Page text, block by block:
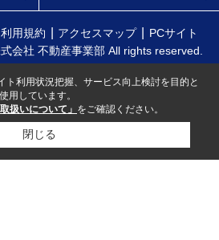
利用規約 アクセスマップ
PCサイト
会社 不動産事業部 All rights reserved.
ト利用状況把握、サービス向上検討を目的と
用しています。
扱いについて」 をご確認ください。
閉じる